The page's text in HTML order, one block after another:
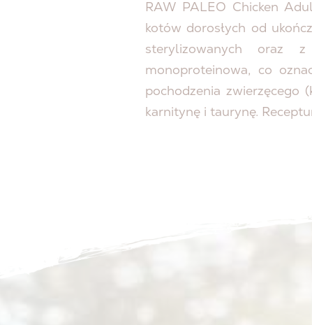
RAW PALEO Chicken
kotów dorosłych od
sterylizowanych oraz
monoproteinowa, co
pochodzenia zwierzęcego
karnitynę i taurynę.